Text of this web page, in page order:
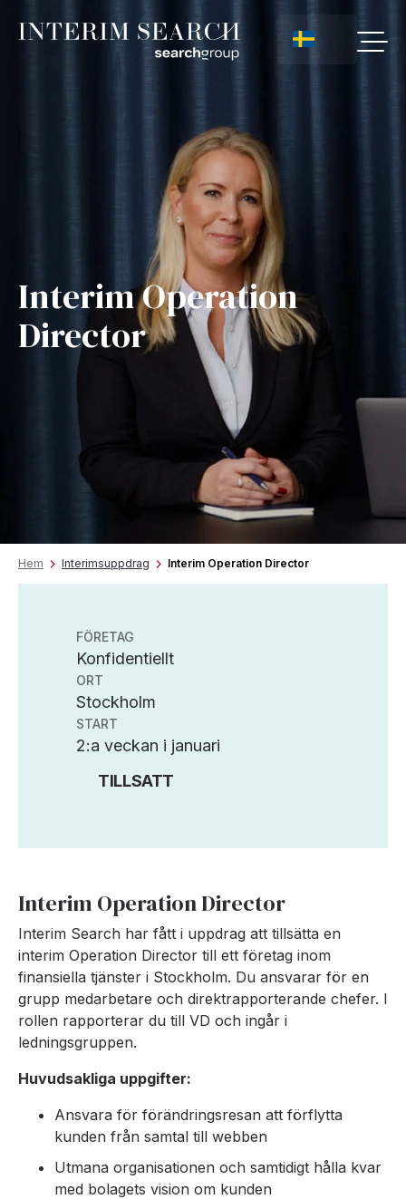
Interim Operation
Director
Hem Interimsuppdrag Interim Operation Director
FÖRETAG
Konfidentiellt
ORT
Stockholm
START
2:a veckan i januari
TILLSATT
Interim Operation Director
Interim Search har fått i uppdrag att tillsätta en
interim Operation Director till ett företag inom
finansiella tjänster i Stockholm. Du ansvarar för en
grupp medarbetare och direktrapporterande chefer. I
rollen rapporterar du till VD och ingår i
ledningsgruppen.
Huvudsakliga uppgifter:
Ansvara för förändringsresan att förflytta
kunden från samtal till webben
Utmana organisationen och samtidigt hålla kvar
med bolagets vision om kunden